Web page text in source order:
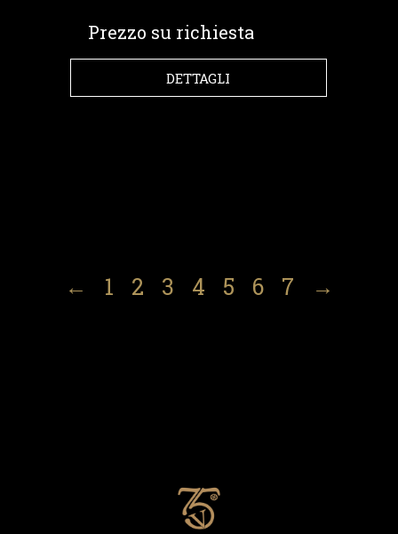
Prezzo su richiesta
DETTAGLI
← 1 2 3 4 5 6 7 →